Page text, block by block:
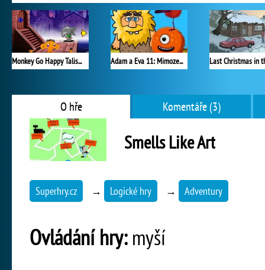
Monkey Go Happy Talisman Adam a Eva 11: Mimozemšťané
O hře Komentáře (3)
Smells Like Art
Superhry.cz → Logické hry → Adventury
Ovládání hry:myší